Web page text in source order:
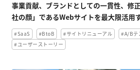
事業貢献、ブランドとしての一貫性、修
社の顔」であるWebサイトを最大限活用
#SaaS #BtoB #サイトリニューアル
#A/Bテ
#ユーザーストーリー